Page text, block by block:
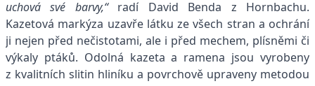
uchová své barvy,“radí David Benda z Hornbachu.
Kazetová markýza uzavře látku ze všech stran a ochrání
ji nejen před nečistotami, ale i před mechem, plísněmi či
výkaly ptáků. Odolná kazeta a ramena jsou vyrobeny
z kvalitních slitin hliníku a povrchově upraveny metodou